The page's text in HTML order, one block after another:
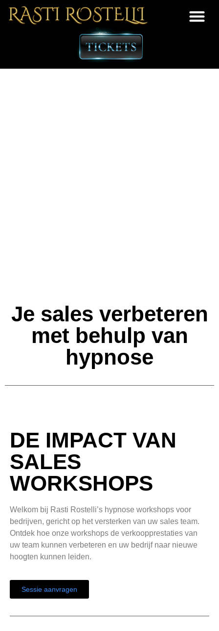
Je sales verbeteren
met behulp van
hypnose
DE IMPACT VAN
SALES
WORKSHOPS
Welkom bij Rasti Rostelli’s hypnose workshops voor
bedrijven, gericht op het versterken van uw sales team.
Ontdek hoe onze workshops de verkoopprestaties van
uw team kunnen verbeteren en uw bedrijf naar nieuwe
hoogten kunnen leiden.
Sessie aanvragen